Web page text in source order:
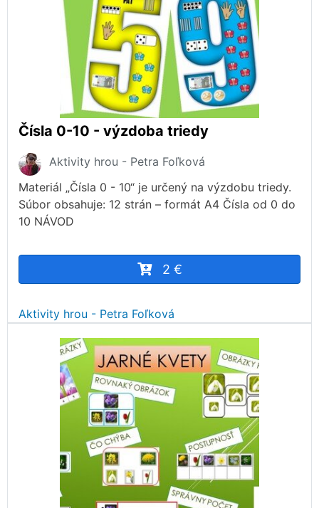
Čísla 0-10 - výzdoba triedy
Aktivity hrou - Petra Foľková
Materiál „Čísla 0 - 10“ je určený na výzdobu triedy.
Súbor obsahuje: 12 strán – formát A4 Čísla od 0 do
10 NÁVOD
2 €
Aktivity hrou - Petra Foľková